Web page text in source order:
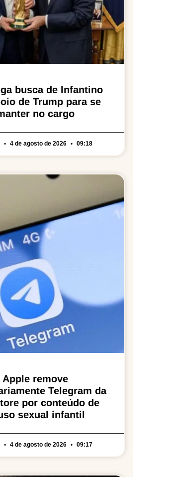
busca de Infantino
de Trump para se
no cargo
4 de agosto de 2026 09:18
Apple remove
Telegram da
por conteúdo de
sexual infantil
4 de agosto de 2026 09:17